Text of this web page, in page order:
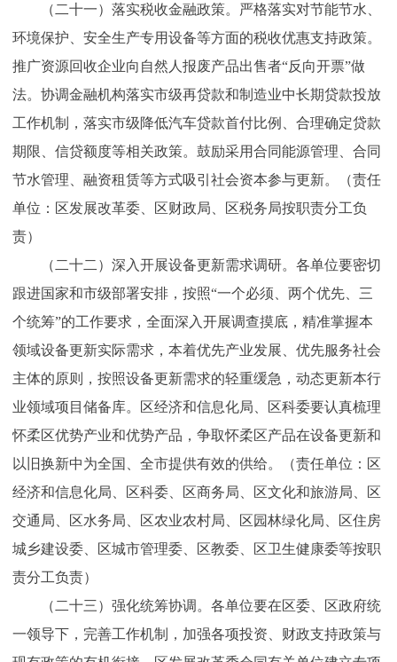
（二十一）落实税收金融政策。严格落实对节能节水、
环境保护、安全生产专用设备等方面的税收优惠支持政策。
推广资源回收企业向自然人报废产品出售者“反向开票”做
法。协调金融机构落实市级再贷款和制造业中长期贷款投放
工作机制，落实市级降低汽车贷款首付比例、合理确定贷款
期限、信贷额度等相关政策。鼓励采用合同能源管理、合同
节水管理、融资租赁等方式吸引社会资本参与更新。（责任
单位：区发展改革委、区财政局、区税务局按职责分工负
责）
（二十二）深入开展设备更新需求调研。各单位要密切
跟进国家和市级部署安排，按照“一个必须、两个优先、三
个统筹”的工作要求，全面深入开展调查摸底，精准掌握本
领域设备更新实际需求，本着优先产业发展、优先服务社会
主体的原则，按照设备更新需求的轻重缓急，动态更新本行
业领域项目储备库。区经济和信息化局、区科委要认真梳理
怀柔区优势产业和优势产品，争取怀柔区产品在设备更新和
以旧换新中为全国、全市提供有效的供给。（责任单位：区
经济和信息化局、区科委、区商务局、区文化和旅游局、区
交通局、区水务局、区农业农村局、区园林绿化局、区住房
城乡建设委、区城市管理委、区教委、区卫生健康委等按职
责分工负责）
（二十三）强化统筹协调。各单位要在区委、区政府统
一领导下，完善工作机制，加强各项投资、财政支持政策与